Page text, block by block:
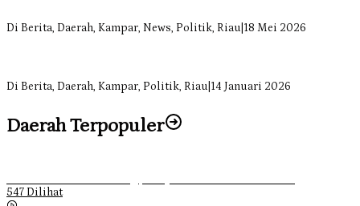
Di Berita, Daerah, Kampar, News, Politik, Riau 18 Mei 2026
Di Berita, Daerah, Kampar, Politik, Riau 14 Januari 2026
Daerah Terpopuler
547 Dilihat